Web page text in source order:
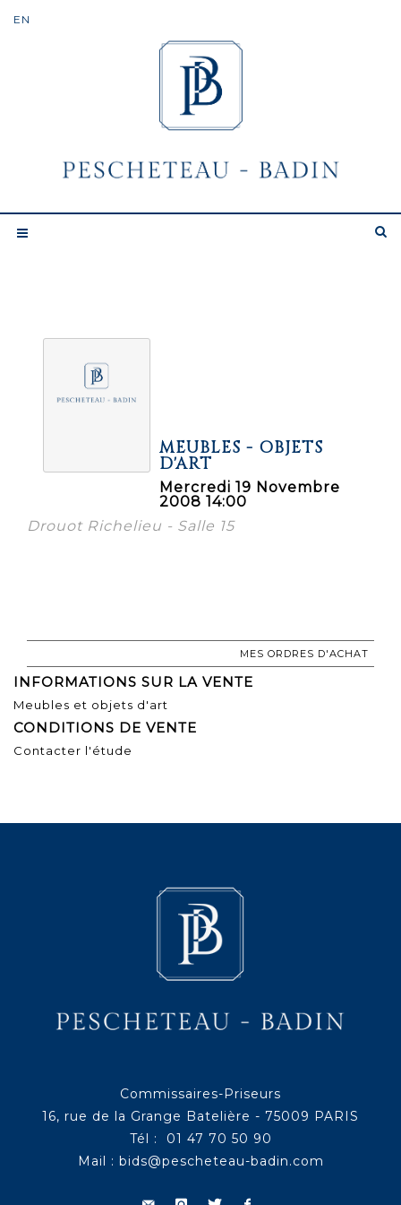
MEUBLES - OBJETS
D'ART
Mercredi 19 Novembre
2008 14:00
Drouot Richelieu - Salle 15
MES ORDRES D'ACHAT
INFORMATIONS SUR LA VENTE
Meubles et objets d'art
CONDITIONS DE VENTE
Contacter l'étude
Commissaires-Priseurs
16, rue de la Grange Batelière - 75009 PARIS
Tél : 01 47 70 50 90
Mail : bids@pescheteau-badin.com